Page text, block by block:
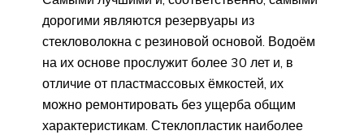
дорогими являются резервуары из
стекловолокна с резиновой основой. Водоём
на их основе прослужит более 30 лет и, в
отличие от пластмассовых ёмкостей, их
можно ремонтировать без ущерба общим
характеристикам. Стеклопластик наиболее